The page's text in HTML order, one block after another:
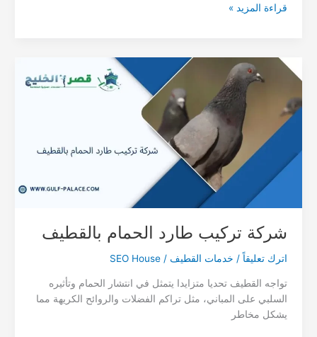
شركة
قراءة المزيد »
شركة تركيب طارد الحمام بالقطيف
اترك تعليقاً / خدمات القطيف /
SEO House
تواجه القطيف تحديا متزايدا يتمثل في انتشار الحمام وتأثيره
السلبي على المباني، مثل تراكم الفضلات والروائح الكريهة مما
يشكل مخاطر